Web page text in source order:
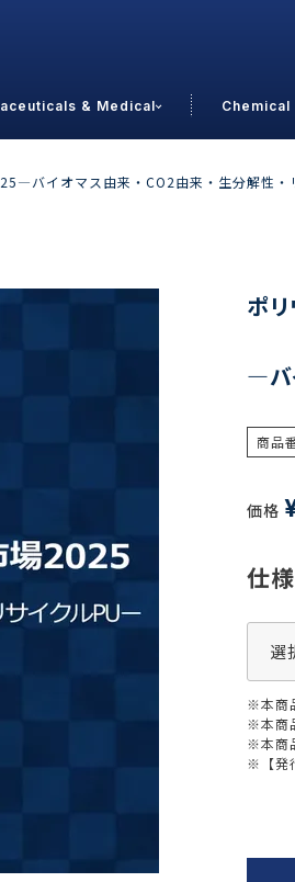
& Medical
カテゴリで選ぶ
その他
Sciences
リティ・原料
・包装材
・グローバル調査
バイオマス由来・CO2由来・生分解性
ポ
―バ
商品
価格
仕
※本商
※本商
※本商
※【発